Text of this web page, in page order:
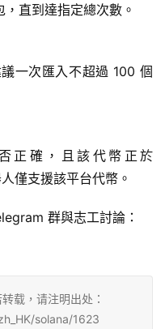
直到達指定總次數。
一次匯入不超過 100 個
正確，且該代幣正於
僅支援該平台代幣。
群與志工討論：
载，请注明出处：
solana/1623